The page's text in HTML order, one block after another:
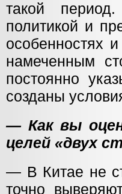
такой
политикой и
особенностях
намеченным
постоянно
созданы
— Как вы
целей «двух
— В Китае не
точно